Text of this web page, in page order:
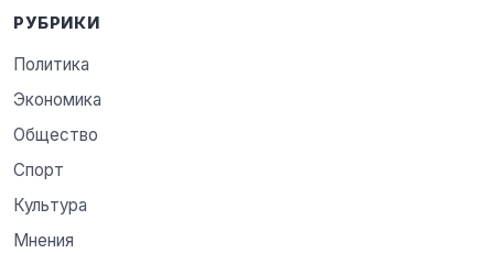
РУБРИКИ
Политика
Экономика
Общество
Спорт
Культура
Мнения